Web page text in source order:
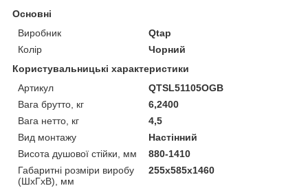
Основні
Виробник
Qtap
Колір
Чорний
Користувальницькі характеристики
Артикул
QTSL51105OGB
Вага брутто, кг
6,2400
Вага нетто, кг
4,5
Вид монтажу
Настінний
Висота душової стійки, мм
880-1410
Габаритні розміри виробу
(ШхГхВ), мм
255х585х1460